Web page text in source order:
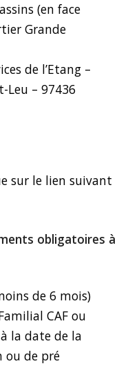
(en face
Grande
de l’Etang –
Leu – 97436
sur le lien suivant
obligatoires à
de 6 mois)
CAF ou
la date de la
ou de pré